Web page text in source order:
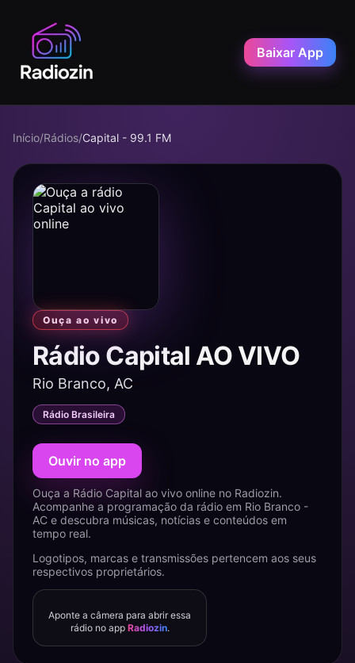
Baixar App
Início/Rádios/Capital - 99.1 FM
Ouça ao vivo
Rádio Capital AO VIVO
Rio Branco, AC
Rádio Brasileira
Ouvir no app
Ouça a Rádio Capital ao vivo online no Radiozin.
Acompanhe a programação da rádio em Rio Branco -
AC e descubra músicas, notícias e conteúdos em
tempo real.
Logotipos, marcas e transmissões pertencem aos seus
respectivos proprietários.
Aponte a câmera para abrir essa
rádio no app Radiozin.